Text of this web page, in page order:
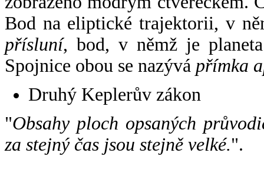
Bod na eliptické trajektorii, v
přísluní, bod, v němž je
Spojnice obou se nazývá přímka
Druhý Keplerův zákon
"Obsahy ploch opsaných
za stejný čas jsou stejně velké.".